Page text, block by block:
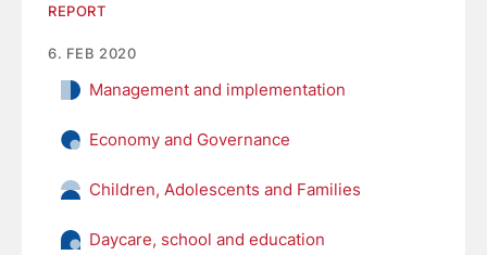
REPORT
6. FEB 2020
Management and implementation
Economy and Governance
Children, Adolescents and Families
Daycare, school and education